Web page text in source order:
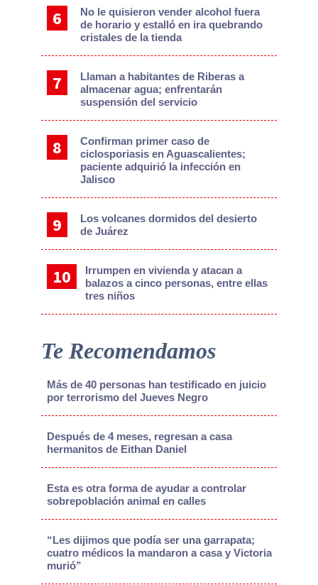
No le quisieron vender alcohol fuera
de horario y estalló en ira quebrando
cristales de la tienda
Llaman a habitantes de Riberas a
almacenar agua; enfrentarán
suspensión del servicio
Confirman primer caso de
ciclosporiasis en Aguascalientes;
paciente adquirió la infección en
Jalisco
Los volcanes dormidos del desierto
de Juárez
Irrumpen en vivienda y atacan a
balazos a cinco personas, entre ellas
tres niños
Te Recomendamos
Más de 40 personas han testificado en juicio
por terrorismo del Jueves Negro
Después de 4 meses, regresan a casa
hermanitos de Eithan Daniel
Esta es otra forma de ayudar a controlar
sobrepoblación animal en calles
“Les dijimos que podía ser una garrapata;
cuatro médicos la mandaron a casa y Victoria
murió”